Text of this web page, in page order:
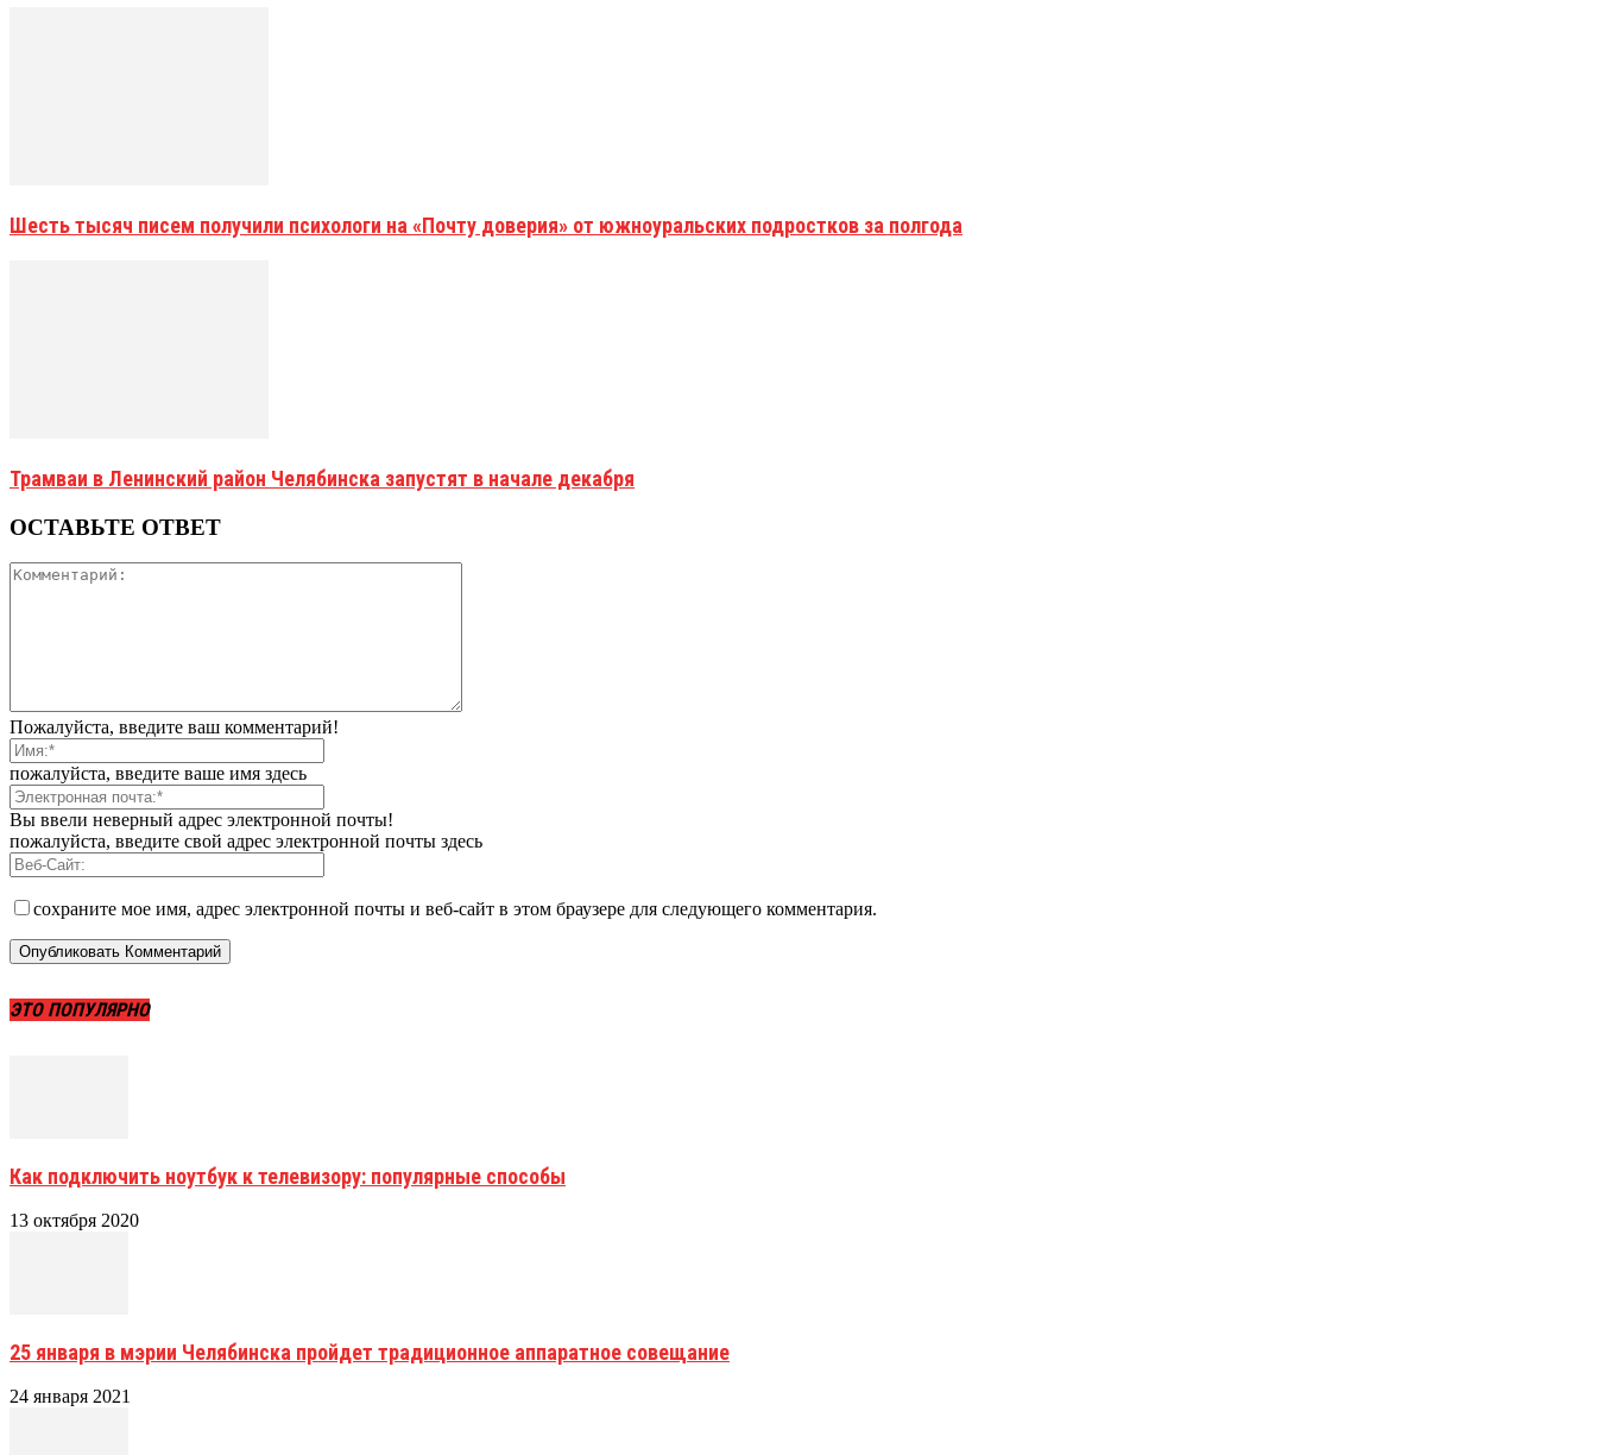
Шесть тысяч писем получили психологи на «Почту доверия» от южноуральских подростков за полгода
Трамваи в Ленинский район Челябинска запустят в начале декабря
ОСТАВЬТЕ ОТВЕТ
Пожалуйста, введите ваш комментарий!
пожалуйста, введите ваше имя здесь
Вы ввели неверный адрес электронной почты!
пожалуйста, введите свой адрес электронной почты здесь
сохраните мое имя, адрес электронной почты и веб-сайт в этом браузере для следующего комментария.
ЭТО ПОПУЛЯРНО
Как подключить ноутбук к телевизору: популярные способы
13 октября 2020
25 января в мэрии Челябинска пройдет традиционное аппаратное совещание
24 января 2021